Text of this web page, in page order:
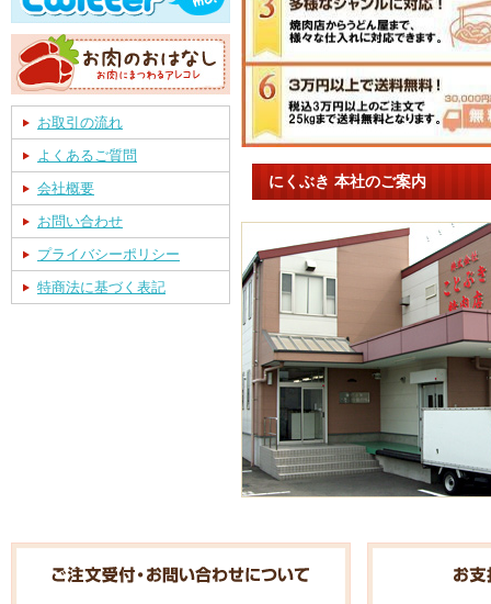
お取引の流れ
よくあるご質問
会社概要
お問い合わせ
プライバシーポリシー
特商法に基づく表記
にくぶき 本社のご案内